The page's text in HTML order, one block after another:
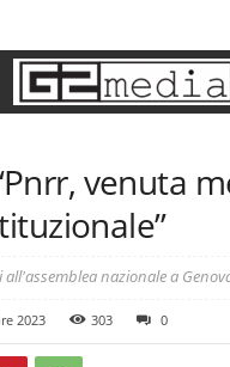
venuta
nazionale a
2023 303 0